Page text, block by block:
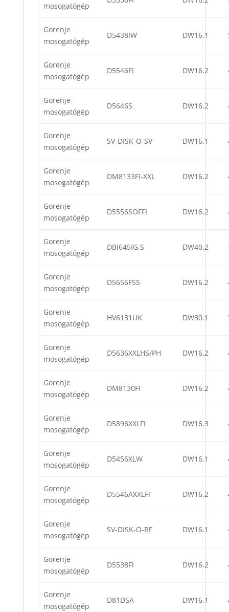
mosogatógép
Gorenje
mosogatógép
D5438IW DW16.1
Gorenje
mosogatógép
D5546FI DW16.2
Gorenje
mosogatógép
D5646S DW16.2
Gorenje
mosogatógép
SV-DISK-O-SV DW16.1
Gorenje
mosogatógép
DM8133FI-XXL DW16.2
Gorenje
mosogatógép
D5556SOFFI DW16.2
Gorenje
mosogatógép
DBI645IG.S DW40.2
Gorenje
mosogatógép
D5656FSS DW16.2
Gorenje
mosogatógép
HV6131UK DW30.1
Gorenje
mosogatógép
D5636XXLHS/PH DW16.2
Gorenje
mosogatógép
DM8130FI DW16.2
Gorenje
mosogatógép
D5896XXLFI DW16.3
Gorenje
mosogatógép
D5456XLW DW16.1
Gorenje
mosogatógép
D5546AXXLFI DW16.2
Gorenje
mosogatógép
SV-DISK-O-RF DW16.1
Gorenje
mosogatógép
D5538FI DW16.2
Gorenje
mosogatógép
D81DSA DW16.1